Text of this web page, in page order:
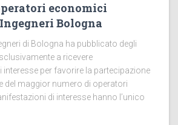
economici
Bologna
di Bologna ha pubblicato degli
a ricevere
interesse per favorire la partecipazione
del maggior numero di operatori
di interesse hanno l’unico